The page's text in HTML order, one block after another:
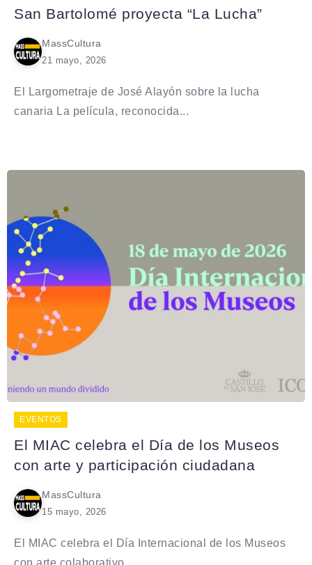
San Bartolomé proyecta “La Lucha”
MassCultura
21 mayo, 2026
El Largometraje de José Alayón sobre la lucha
canaria La película, reconocida...
EVENTOS
El MIAC celebra el Día de los Museos
con arte y participación ciudadana
MassCultura
15 mayo, 2026
El MIAC celebra el Día Internacional de los Museos
con arte colaborativo,...